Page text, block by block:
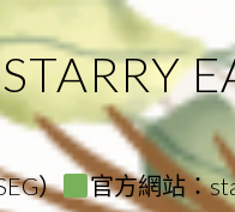
）
官方網站：